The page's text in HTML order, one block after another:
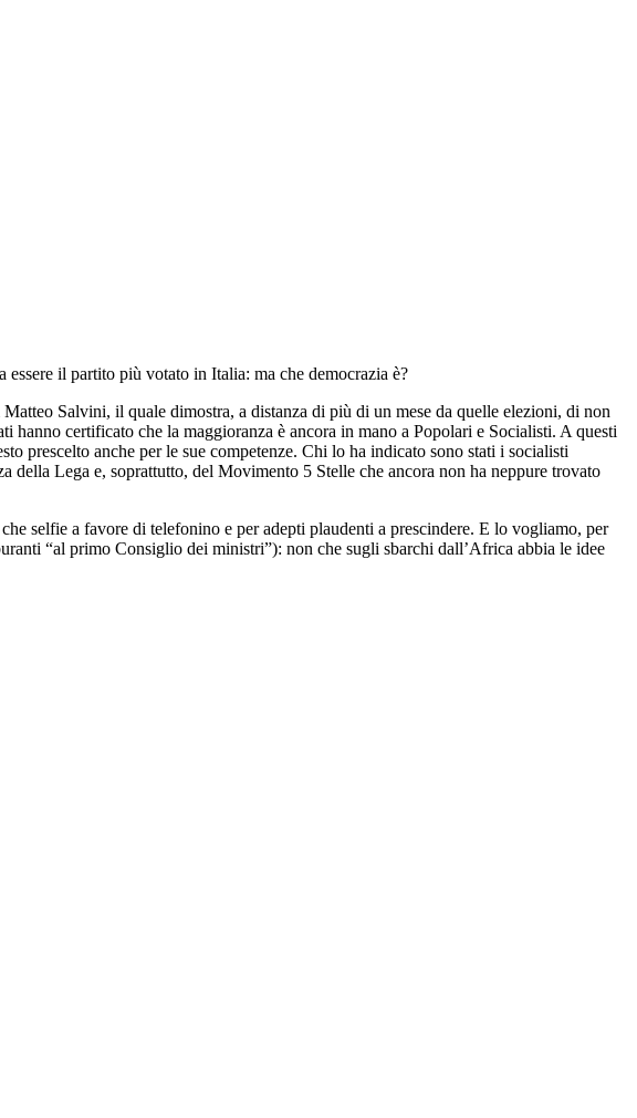
il partito più votato in Italia: ma che democrazia è?
Salvini, il quale dimostra, a distanza di più di un mese da quelle elezioni, di non
hanno certificato che la maggioranza è ancora in mano a Popolari e Socialisti. A questi
prescelto anche per le sue competenze. Chi lo ha indicato sono stati i socialisti
della Lega e, soprattutto, del Movimento 5 Stelle che ancora non ha neppure trovato
selfie a favore di telefonino e per adepti plaudenti a prescindere. E lo vogliamo, per
“al primo Consiglio dei ministri”): non che sugli sbarchi dall’Africa abbia le idee